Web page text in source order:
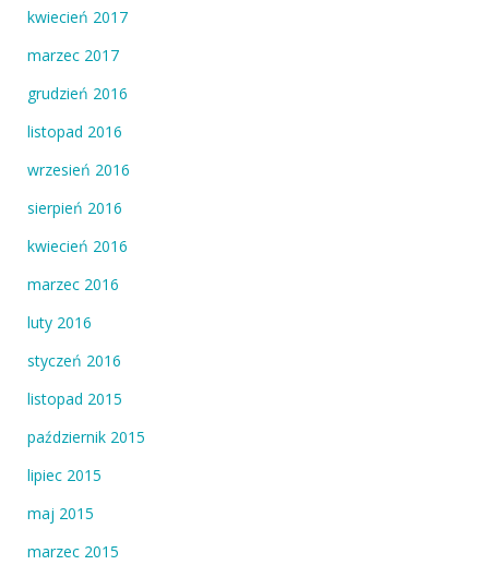
kwiecień 2017
marzec 2017
grudzień 2016
listopad 2016
wrzesień 2016
sierpień 2016
kwiecień 2016
marzec 2016
luty 2016
styczeń 2016
listopad 2015
październik 2015
lipiec 2015
maj 2015
marzec 2015